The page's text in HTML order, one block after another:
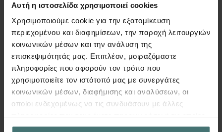
Αυτή η ιστοσελίδα χρησιμοποιεί cookies
Χρησιμοποιούμε cookie για την εξατομίκευση
περιεχομένου και διαφημίσεων, την παροχή λειτουργιών
κοινωνικών μέσων και την ανάλυση της
επισκεψιμότητάς μας. Επιπλέον, μοιραζόμαστε
πληροφορίες που αφορούν τον τρόπο που
χρησιμοποιείτε τον ιστότοπό μας με συνεργάτες
κοινωνικών μέσων, διαφήμισης και αναλύσεων, οι
οποίοι ενδεχομένως να τις συνδυάσουν με άλλες
έχουν συλλέξει σε σχέση με την από μέρους σας χρήση
περιβάλλον
Tekton | Video
Σε αυτό το video παρουσιάζεται το Synθesis for
Tekton, το νέο, 3D περιβάλλον (OpenGL) με
δυνατότητα δημιουργίας, επεξεργασίας &
επέκτασης του αρχιτεκτονικού μοντέλου μέσω
3D εντολών.
Περισσότερα